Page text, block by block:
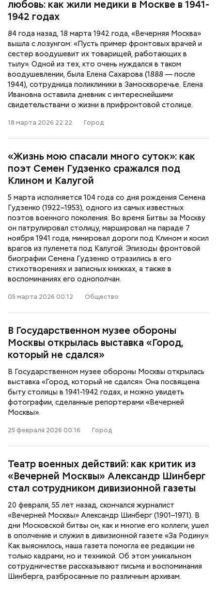
любовь: как жили медики в Москве в 1941-
1942 годах
84 года назад, 18 марта 1942 года, «Вечерняя Москва»
вышла с лозунгом: «Пусть пример фронтовых врачей и
сестер воодушевит их товарищей, работающих в
тылу». Одной из тех, кто очень нуждался в таком
воодушевлении, была Елена Сахарова (1888 — после
1944), сотрудница поликлиники в Замоскворечье. Елена
Ивановна оставила дневник с интереснейшими
свидетельствами о жизни в прифронтовой столице.
18 марта 2026 22:22 Город
«Жизнь мою спасали много суток»: как
поэт Семен Гудзенко сражался под
Клином и Калугой
5 марта исполняется 104 года со дня рождения Семена
Гудзенко (1922–1953), одного из самых известных
поэтов военного поколения. Во время Битвы за Москву
он патрулировал столицу, маршировал на параде 7
ноября 1941 года, минировал дороги под Клином и косил
врагов из пулемета под Калугой. Эпизоды фронтовой
биографии Семена Гудзенко отразились в его
стихотворениях и записных книжках, а также в
воспоминаниях его однополчан.
05 марта 2026 00:12 Общество
В Государственном музее обороны
Москвы открылась выставка «Город,
который не сдался»
В Государственном музее обороны Москвы открылась
выставка «Город, который не сдался». Она посвящена
быту столицы в 1941-1942 годах, и можно увидеть
фотографии, сделанные репортерами «Вечерней
Москвы».
25 февраля 2026 00:16 Город
Театр военных действий: как критик из
«Вечерней Москвы» Александр Шинберг
стал сотрудником дивизионной газеты
20 февраля, 55 лет назад, скончался журналист
«Вечерней Москвы» Александр Шинберг (1901–1971). В
дни Московской битвы он, как и многие его коллеги, ушел
в ополчение и служил в дивизионной газете «За Родину».
Как выяснилось, наша газета помогла ее редакции не
только кадрами, но и техникой. Об этом уникальном
сотрудничестве рассказывают письма и воспоминания
Шинберга, разбросанные по различным архивам.